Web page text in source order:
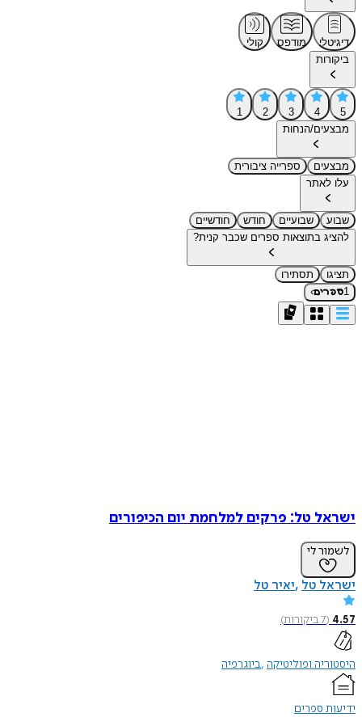
דיגיטלי מודפס
קולי
ביקורות
5
4
3
2
1
מבצעים/הנחות
מבצעים
ספרייה ציבורית
עלו לאתר
שבוע שבועיים חודש
חודשיים
להציג בתוצאות ספרים שכבר קנית?
תציגו
תסתירו
1ספרים›
ישראל טל: פרקים למלחמת יום הכיפורים
לשמור לי
ישראל טל יאיר טל
4.57
(
7ביקורות)
היסטוריה ופוליטיקה ביוגרפיה
ידיעות ספרים